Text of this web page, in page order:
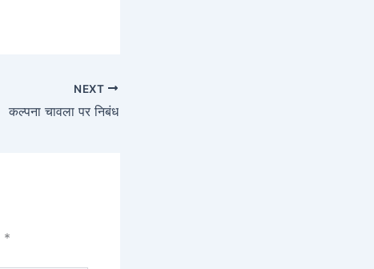
NEXT
कल्पना चावला पर निबंध
*